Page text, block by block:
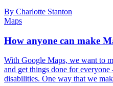
By Charlotte Stanton
Maps
How anyone can make
With Google Maps, we want to
and get things done for
disabilities. One way that we